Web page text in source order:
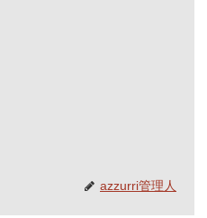
azzurri管理人